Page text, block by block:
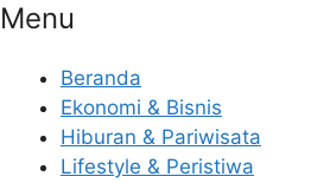
Menu
Beranda
Ekonomi & Bisnis
Hiburan & Pariwisata
Lifestyle & Peristiwa